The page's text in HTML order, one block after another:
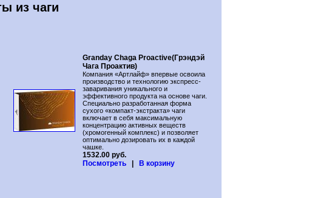
из чаги
Granday Chaga Proactive(Грэндэй
Чага Проактив)
Компания «Артлайф» впервые освоила
производство и технологию экспресс-
заваривания уникального и
эффективного продукта на основе чаги.
Специально разработанная форма
сухого «компакт-экстракта» чаги
включает в себя максимальную
концентрацию активных веществ
(хромогенный комплекс) и позволяет
оптимально дозировать их в каждой
чашке.
1532.00 руб.
Посмотреть
В корзину